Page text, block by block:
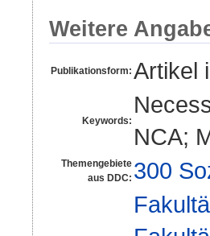
Weitere
Publikationsform: Artikel
Keywords:
NCA;
Themengebiete
aus DDC: 300